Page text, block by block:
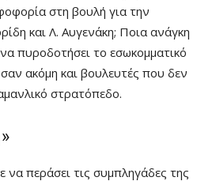
στη βουλή για την
και Λ. Αυγενάκη; Ποια ανάγκη
πυροδοτήσει το εσωκομματικό
ακόμη και βουλευτές που δεν
στρατόπεδο.
περάσει τις συμπληγάδες της